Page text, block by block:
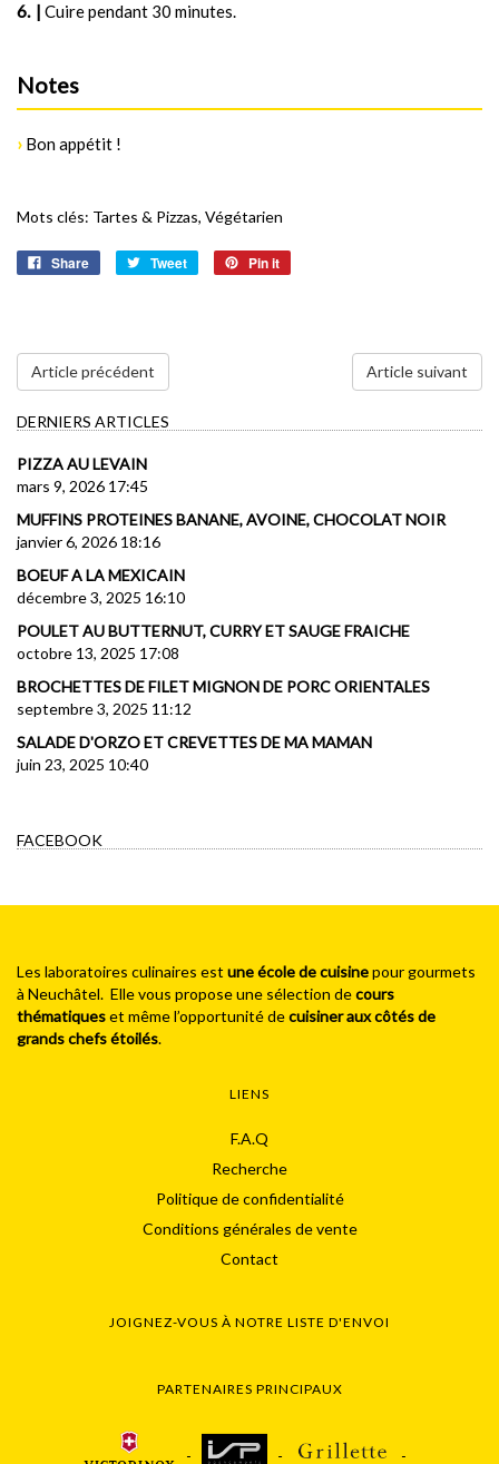
| Cuire pendant 30 minutes.
Notes
› Bon appétit !
Mots clés: Tartes & Pizzas, Végétarien
Share Tweet Pin it
Article précédent Article suivant
DERNIERS ARTICLES
PIZZA AU LEVAIN
mars 9, 2026 17:45
MUFFINS PROTEINES BANANE, AVOINE, CHOCOLAT NOIR
janvier 6, 2026 18:16
BOEUF A LA MEXICAIN
décembre 3, 2025 16:10
POULET AU BUTTERNUT, CURRY ET SAUGE FRAICHE
octobre 13, 2025 17:08
BROCHETTES DE FILET MIGNON DE PORC ORIENTALES
septembre 3, 2025 11:12
SALADE D'ORZO ET CREVETTES DE MA MAMAN
juin 23, 2025 10:40
FACEBOOK
Les laboratoires culinaires est une école de cuisinepour gourmets
à Neuchâtel. Elle vous propose une sélection decours
thématiqueset même l’opportunité decuisiner aux côtés de
grands chefs étoilés.
LIENS
F.A.Q
Recherche
Politique de confidentialité
Conditions générales de vente
Contact
JOIGNEZ-VOUS À NOTRE LISTE D'ENVOI
PARTENAIRES PRINCIPAUX